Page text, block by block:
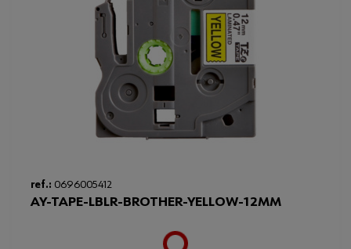
ref.: 0696005412
AY-TAPE-LBLR-BROTHER-YELLOW-12MM